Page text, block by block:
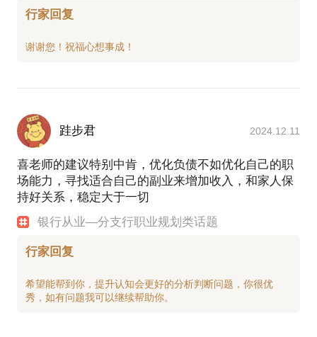
行家回复
跬步君 2024.12.11
喜老师的建议特别中肯，优化负债不如优化自己的职
场能力，寻找适合自己的副业来增加收入，和家人保
持好关系，稳定大于一切
银行从业—分支行职业规划类话题
行家回复
希望能帮到你，提升认知会更好的分析判断问题，你很优